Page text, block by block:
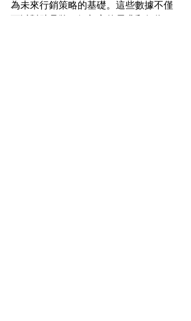
為未來行銷策略的基礎。這些數據不僅